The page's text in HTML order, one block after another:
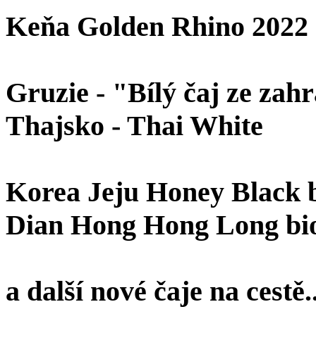
Keňa Golden Rhino 2022
Gruzie - "Bílý čaj ze
Thajsko - Thai White
Korea Jeju Honey Black
Dian Hong Hong Long
a další nové čaje na